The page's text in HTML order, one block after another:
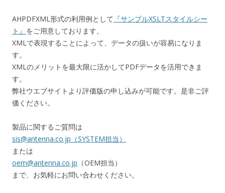
AHPDFXML形式の利用例として 『サンプルXSLTスタイルシー
ト』 をご用意しております。
XMLで表現することによって、データの扱いが容易になりま
す。
XMLのメリットを最大限に活かしてPDFデータを活用できま
す。
弊社ウエブサイトより評価版の申し込みが可能です。是非ご評
価ください。
製品に関するご質問は
sis@antenna.co.jp（SYSTEM担当）
または
oem@antenna.co.jp （OEM担当）
まで、お気軽にお問い合わせください。